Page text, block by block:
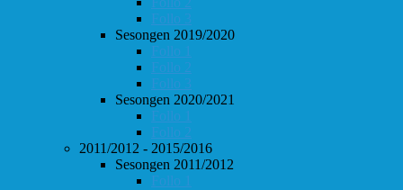
Follo 3
Sesongen 2019/2020
Follo 1
Follo 2
Follo 3
Sesongen 2020/2021
Follo 1
Follo 2
2011/2012 - 2015/2016
Sesongen 2011/2012
Follo 1